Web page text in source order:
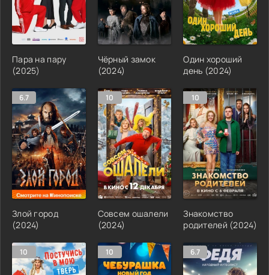
Пара на пару
(2025)
Чёрный замок
(2024)
Один хороший
день (2024)
6.7
Злой город
(2024)
10
Совсем ошалели
(2024)
10
Знакомство
родителей (2024)
10 10 6.7